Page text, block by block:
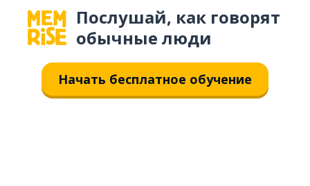
Послушай, как говорят
обычные люди
Начать бесплатное обучение